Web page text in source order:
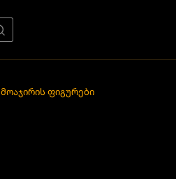
მოაჯირის ფიგურები